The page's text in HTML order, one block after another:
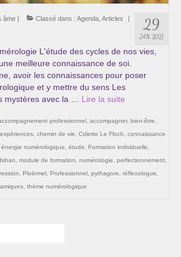
en Bioénergie et Reiki
au Féminin authentique et sacré
de libération et d’expression de soi »
»
Sacrées -La Magdaléenne –
Penna
d’évolution vers une femme plus
29
JAN 2021
âme | Classé dans : Agenda Articles
|
L'étude des cycles de nos vies,
meilleure connaissance de soi.
avoir les connaissances pour poser
et y mettre du sens Les
mystères avec la … Lire la suite­­
professionnel accompagner, bien-être
chemin de vie Colette Le Floch
connaissance
énergie numérologique étude Formation individuelle
module de formation numérologie perfectionnement
Ploërmel Professionnel pythagore réflexologue
thème numérologique